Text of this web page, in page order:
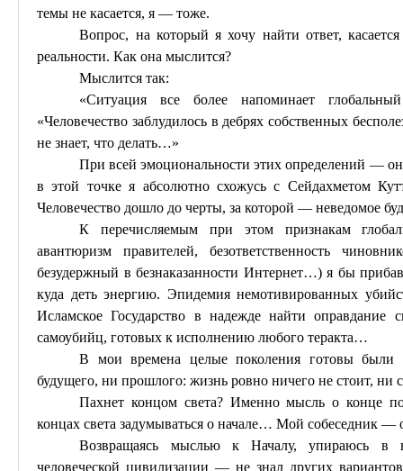
темы не касается, я — тоже.
Вопрос, на который я хочу найти ответ,
реальности. Как она мыслится?
Мыслится так:
«Ситуация все более напоминает
«Человечество заблудилось в дебрях собственных
не знает, что делать…»
При всей эмоциональности этих определений —
в этой точке я абсолютно схожусь с Сейдахметом
Человечество дошло до черты, за которой — неведомое
К перечисляемым при этом признакам
авантюризм правителей, безответственность
безудержный в безнаказанности Интернет…) я бы
куда деть энергию. Эпидемия немотивированных
Исламское Государство в надежде найти оправдание
самоубийц, готовых к исполнению любого теракта…
В мои времена целые поколения готовы были
будущего, ни прошлого: жизнь ровно ничего не стоит, ни
Пахнет концом света? Именно мысль о конце
концах света задумываться о начале… Мой собеседник —
Возвращаясь мыслью к Началу, упираюсь в
человеческой цивилизации — не знал других